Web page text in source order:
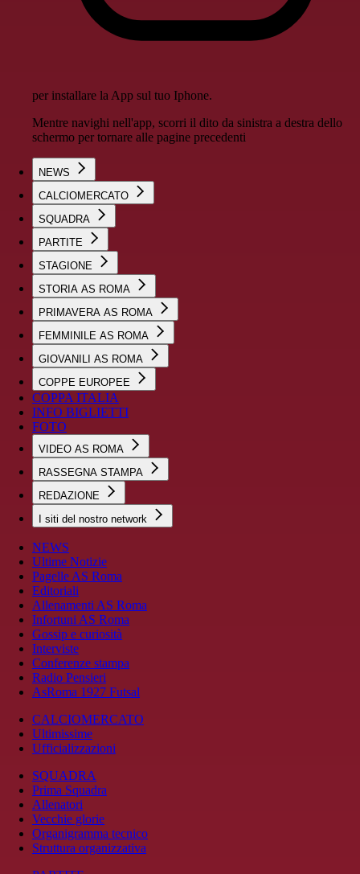
per installare la App sul tuo Iphone.
Mentre navighi nell'app, scorri il dito da sinistra a destra dello
schermo per tornare alle pagine precedenti
NEWS
CALCIOMERCATO
SQUADRA
PARTITE
STAGIONE
STORIA AS ROMA
PRIMAVERA AS ROMA
FEMMINILE AS ROMA
GIOVANILI AS ROMA
COPPE EUROPEE
COPPA ITALIA
INFO BIGLIETTI
FOTO
VIDEO AS ROMA
RASSEGNA STAMPA
REDAZIONE
I siti del nostro network
NEWS
Ultime Notizie
Pagelle AS Roma
Editoriali
Allenamenti AS Roma
Infortuni AS Roma
Gossip e curiosità
Interviste
Conferenze stampa
Radio Pensieri
AsRoma 1927 Futsal
CALCIOMERCATO
Ultimissime
Ufficializzazioni
SQUADRA
Prima Squadra
Allenatori
Vecchie glorie
Organigramma tecnico
Struttura organizzativa